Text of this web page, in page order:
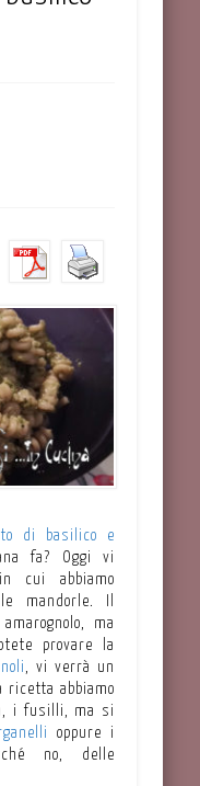
di basilico e
fa? Oggi vi
cui abbiamo
mandorle. Il
ma
provare la
, vi verrà un
ricetta abbiamo
i fusilli, ma si
oppure i
no, delle